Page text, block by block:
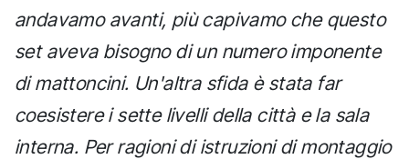
andavamo avanti, più capivamo che questo
set aveva bisogno di un numero imponente
di mattoncini. Un'altra sfida è stata far
coesistere i sette livelli della città e la sala
interna. Per ragioni di istruzioni di montaggio